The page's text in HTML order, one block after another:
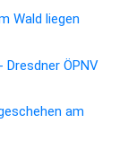
Wald liegen
ÖPNV
am